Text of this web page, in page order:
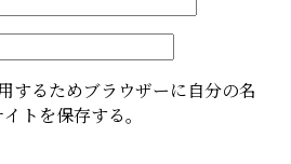
するためブラウザーに自分の名
トを保存する。